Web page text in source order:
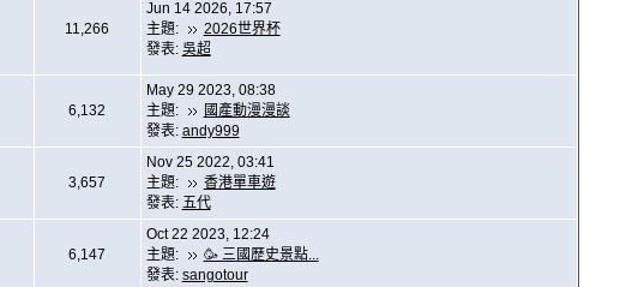
11,266
Jun 14 2026, 17:57
主題:
2026世界杯
發表: 吳超
6,132
May 29 2023, 08:38
主題:
國產動漫漫談
發表: andy999
3,657
Nov 25 2022, 03:41
主題:
香港單車遊
發表: 五代
6,147
Oct 22 2023, 12:24
主題:
🥳 三國歷史景點...
發表: sangotour